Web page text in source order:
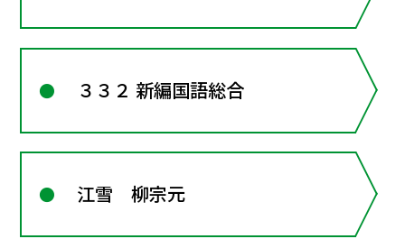
３３２ 新編国語総合
江雪 柳宗元